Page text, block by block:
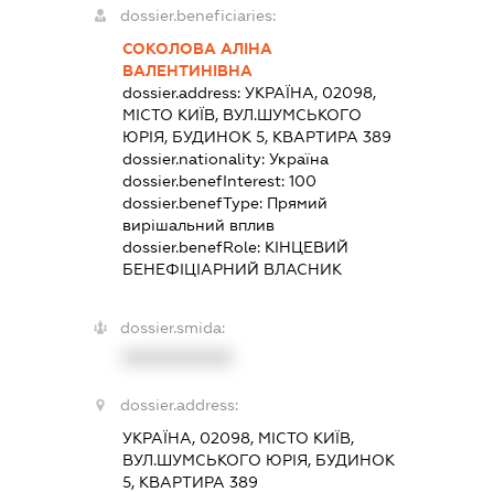
dossier.beneficiaries:
СОКОЛОВА АЛІНА
ВАЛЕНТИНІВНА
dossier.address:УКРАЇНА, 02098,
МІСТО КИЇВ, ВУЛ.ШУМСЬКОГО
ЮРІЯ, БУДИНОК 5, КВАРТИРА 389
dossier.nationality:Україна
dossier.benefInterest:100
dossier.benefType: Прямий
вирішальний вплив
dossier.benefRole: КІНЦЕВИЙ
БЕНЕФІЦІАРНИЙ ВЛАСНИК
dossier.smida:
dossier.address:
УКРАЇНА, 02098, МІСТО КИЇВ,
ВУЛ.ШУМСЬКОГО ЮРІЯ, БУДИНОК
5, КВАРТИРА 389